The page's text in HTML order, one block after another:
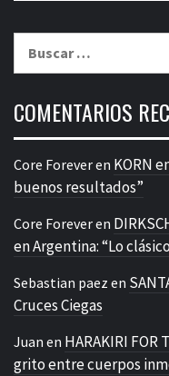
COMENTARIOS
Core Foreveren KORN
buenos resultados”
Core Foreveren
en Argentina: “Lo
Sebastian paez en
Cruces Ciegas
Juan en HARAKIRI FOR
grito entre cuerpos